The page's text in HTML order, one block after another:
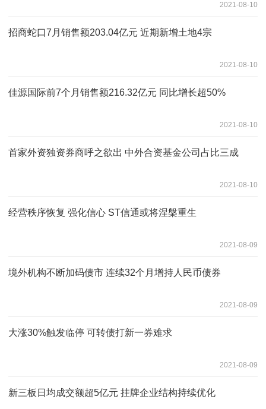
2021-08-10
招商蛇口7月销售额203.04亿元 近期新增土地4宗
2021-08-10
佳源国际前7个月销售额216.32亿元 同比增长超50%
2021-08-10
首家外资独资券商呼之欲出 中外合资基金公司占比三成
2021-08-10
经营秩序恢复 强化信心 ST信通或将涅槃重生
2021-08-09
境外机构不断加码债市 连续32个月增持人民币债券
2021-08-09
大涨30%触发临停 可转债打新一券难求
2021-08-09
新三板日均成交额超5亿元 挂牌企业结构持续优化